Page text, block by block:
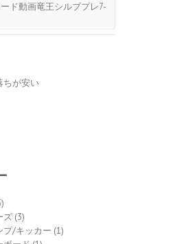
ド動画竜王シルブプレ7-
ちが安い
ズ (3)
プ/キッカー (1)